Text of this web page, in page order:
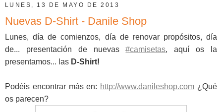
LUNES, 13 DE MAYO DE 2013
Nuevas D-Shirt - Danile Shop
Lunes, día de comienzos, día de renovar propósitos, día
de... presentación de nuevas#camisetas, aquí os la
presentamos... las D-Shirt!
Podéis encontrar más en: http://www.danileshop.com ¿Qué
os parecen?